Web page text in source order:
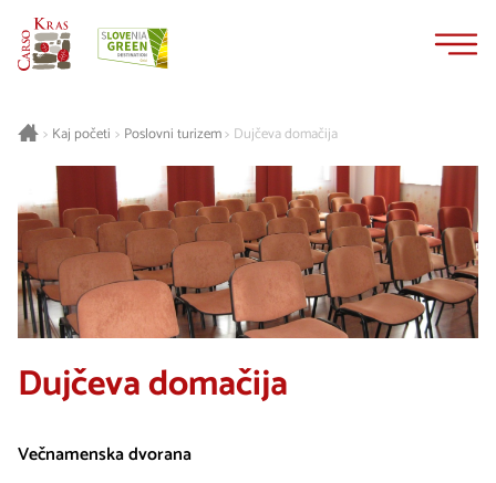
> Kaj početi > Poslovni turizem> Dujčeva domačija
Dujčeva domačija
Večnamenska dvorana